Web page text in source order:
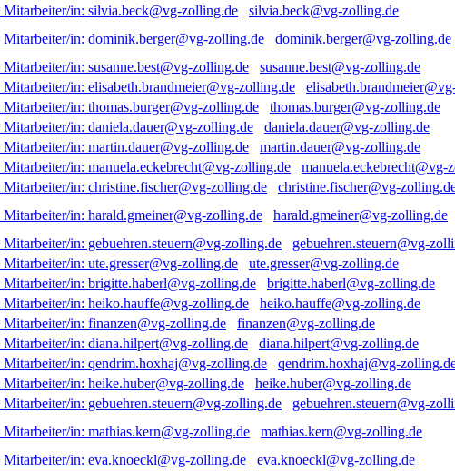
silvia.beck@vg-zolling.de
dominik.berger@vg-zolling.de
susanne.best@vg-zolling.de
thomas.burger@vg-zolling.de
daniela.dauer@vg-zolling.de
martin.dauer@vg-zolling.de
manuela.eckebrecht@vg-
christine.fischer@vg-
harald.gmeiner@vg-zolling.de
gebuehren.steuern@vg-
ute.gresser@vg-zolling.de
brigitte.haberl@vg-zolling.de
heiko.hauffe@vg-zolling.de
finanzen@vg-zolling.de
diana.hilpert@vg-zolling.de
qendrim.hoxhaj@vg-
heike.huber@vg-zolling.de
gebuehren.steuern@vg-
mathias.kern@vg-zolling.de
eva.knoeckl@vg-zolling.de